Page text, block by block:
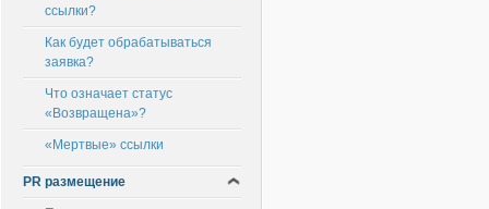
ссылки?
Как будет обрабатываться
заявка?
Что означает статус
«Возвращена»?
«Мертвые» ссылки
PR размещение